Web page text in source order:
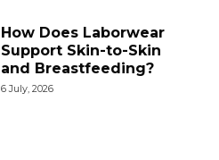
How Does Laborwear
Support Skin-to-Skin
and Breastfeeding?
6 July, 2026